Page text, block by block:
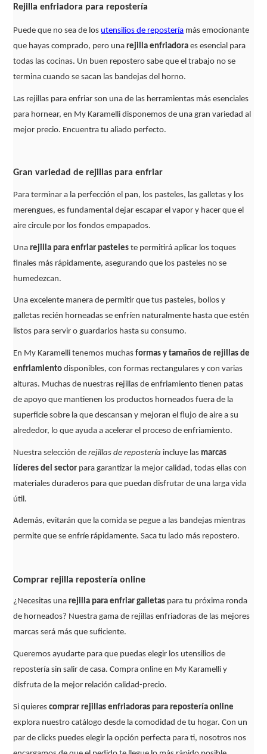
Rejilla enfriadora para repostería
Puede que no sea de los utensilios de repostería más emocionante
que hayas comprado, pero unarejilla enfriadora es esencial para
todas las cocinas. Un buen repostero sabe que el trabajo no se
termina cuando se sacan las bandejas del horno.
Las rejillas para enfriar son una de las herramientas más esenciales
para hornear, en My Karamelli disponemos de una gran variedad al
mejor precio. Encuentra tu aliado perfecto.
Gran variedad de rejillas para enfriar
Para terminar a la perfección el pan, los pasteles, las galletas y los
merengues, es fundamental dejar escapar el vapor y hacer que el
aire circule por los fondos empapados.
Unarejilla para enfriar pasteleste permitirá aplicar los toques
finales más rápidamente, asegurando que los pasteles no se
humedezcan.
Una excelente manera de permitir que tus pasteles, bollos y
galletas recién horneadas se enfríen naturalmente hasta que estén
listos para servir o guardarlos hasta su consumo.
En My Karamelli tenemos muchas formas y tamaños de rejillas de
enfriamiento disponibles, con formas rectangulares y con varias
alturas. Muchas de nuestras rejillas de enfriamiento tienen patas
de apoyo que mantienen los productos horneados fuera de la
superficie sobre la que descansan y mejoran el flujo de aire a su
alrededor, lo que ayuda a acelerar el proceso de enfriamiento.
Nuestra selección derejillas de repostería incluye las marcas
líderes del sector para garantizar la mejor calidad, todas ellas con
materiales duraderos para que puedan disfrutar de una larga vida
útil.
Además, evitarán que la comida se pegue a las bandejas mientras
permite que se enfríe rápidamente. Saca tu lado más repostero.
Comprar rejilla repostería online
¿Necesitas unarejilla para enfriar galletas para tu próxima ronda
de horneados? Nuestra gama de rejillas enfriadoras de las mejores
marcas será más que suficiente.
Queremos ayudarte para que puedas elegir los utensilios de
repostería sin salir de casa. Compra online en My Karamelli y
disfruta de la mejor relación calidad-precio.
Si quierescomprar rejillas enfriadoras para repostería online
explora nuestro catálogo desde la comodidad de tu hogar. Con un
par de clicks puedes elegir la opción perfecta para ti, nosotros nos